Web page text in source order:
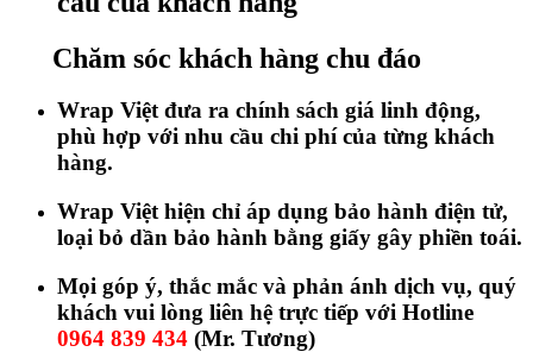
Chăm sóc khách hàng chu đáo
Wrap Việt đưa ra chính sách giá linh động,
phù hợp với nhu cầu chi phí của từng khách
hàng.
Wrap Việt hiện chỉ áp dụng bảo hành điện tử,
loại bỏ dần bảo hành bằng giấy gây phiền toái.
Mọi góp ý, thắc mắc và phản ánh dịch vụ, quý
khách vui lòng liên hệ trực tiếp với Hotline
0964 839 434 (Mr. Tương)